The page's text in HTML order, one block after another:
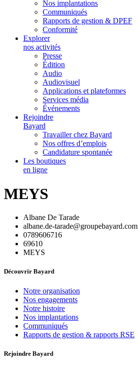
Nos implantations
Communiqués
Rapports de gestion & DPEF
Conformité
Explorer
nos activités
Presse
Édition
Audio
Audiovisuel
Applications et plateformes
Services média
Événements
Rejoindre
Bayard
Travailler chez Bayard
Nos offres d’emplois
Candidature spontanée
Les boutiques
en ligne
MEYS
Albane De Tarade
albane.de-tarade@groupebayard.com
0789606716
69610
MEYS
Découvrir Bayard
Notre organisation
Nos engagements
Notre histoire
Nos implantations
Communiqués
Rapports de gestion & rapports RSE
Rejoindre Bayard